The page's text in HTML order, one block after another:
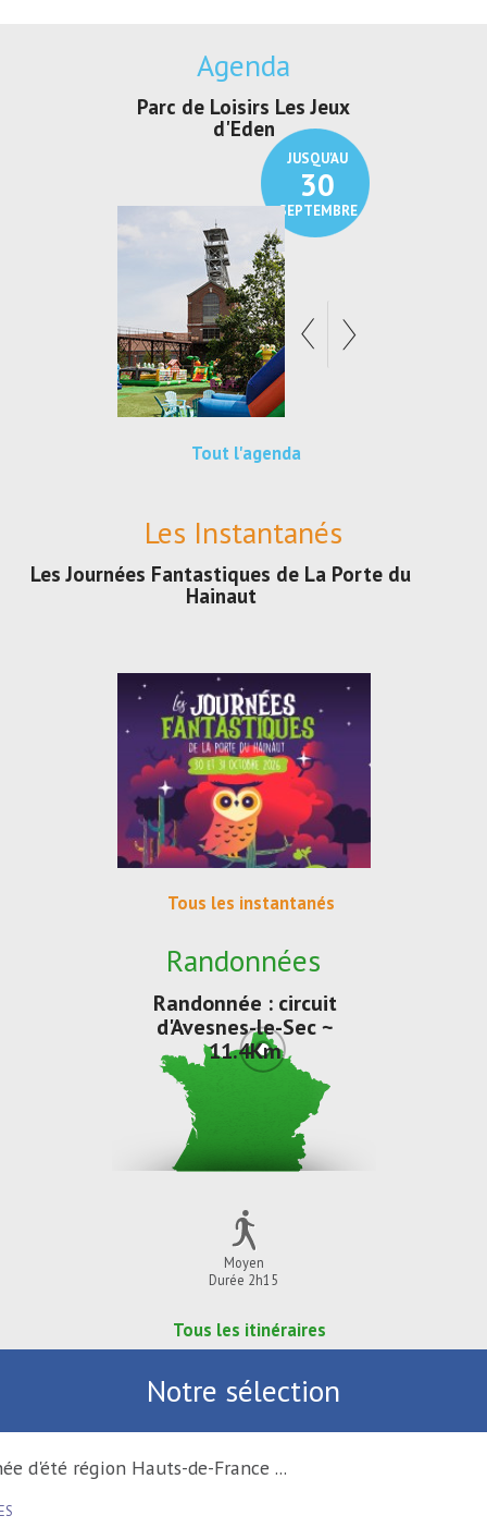
Agenda
JUSQU'AU
21
SEPTEMBRE
Exposition "Lucien Jonas -
Au pays du charbon ...
Tout l'agenda
Les Instantanés
Les Journées Fantastiques de La Porte du
Hainaut
Tous les instantanés
Randonnées
Randonnée : circuit
d'Avesnes-le-Sec ~
11.4Km
Moyen
Durée 2h15
Tous les itinéraires
Notre sélection
Tournée d'été région Hauts-de-France ...